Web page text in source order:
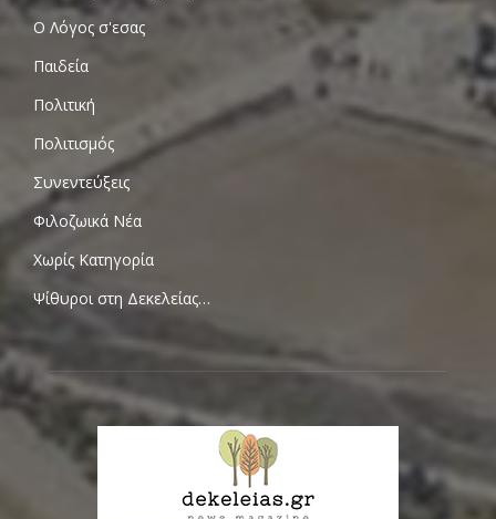
Ο Λόγος σ'εσας
Παιδεία
Πολιτική
Πολιτισμός
Συνεντεύξεις
Φιλοζωικά Νέα
Χωρίς Κατηγορία
Ψίθυροι στη Δεκελείας…